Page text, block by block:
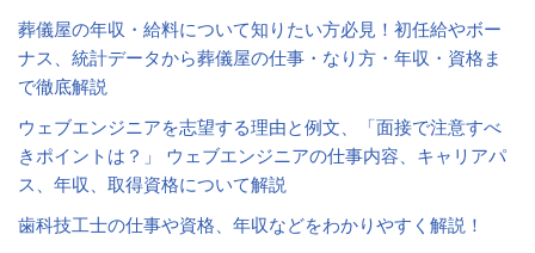
葬儀屋の年収・給料について知りたい方必見！初任給やボー
ナス、統計データから葬儀屋の仕事・なり方・年収・資格ま
で徹底解説
ウェブエンジニアを志望する理由と例文、「面接で注意すべ
きポイントは？」 ウェブエンジニアの仕事内容、キャリアパ
ス、年収、取得資格について解説
歯科技工士の仕事や資格、年収などをわかりやすく解説！